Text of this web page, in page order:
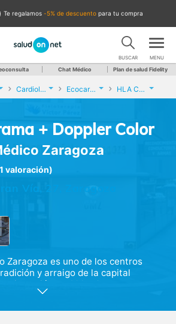
te regalamos -5% de descuento para tu compra
BUSCAR MENU
Chat Médico Plan de salud Fidelity
Cardiología Ecocardiograma + Doppler Color HLA Centro Médico Zaragoza
+ Doppler Color
Zaragoza
valoración)
Vía, 27, Zaragoza
Zaragoza es uno de los centros
y arraigo de la capital
dimensión de 600 m2, cuenta con
de atención primaria de adultos, el